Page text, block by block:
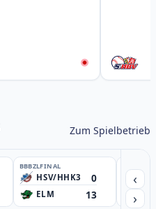
Zum Spielbetrieb
BBBZLFINAL
HSV/HHK3 0
ELM 13
‹
›